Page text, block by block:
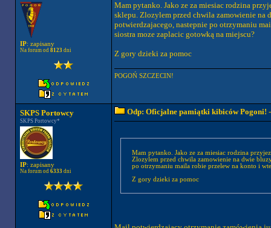
IP: zapisany
Na forum od 8123 dni
Mam pytanko. Jako ze za miesiac rodzina
sklepu. Zlozylem przed chwila zamowienie na
potwierdzajacego, nastepnie po otrzymaniu
siostra moze zaplacic gotowką na miejscu?
Z gory dzieki za pomoc
POGOŃ SZCZECIN!
SKPS Portowcy
SKPS Portowcy*
IP: zapisany
Na forum od 6333dni
Odp: Oficjalne pamiątki kibiców Pogoni!
Mam pytanko. Jako ze za miesiac rodzina
Zlozylem przed chwila zamowienie na dwie
po otrzymaniu maila robie przelew na konto i
Z gory dzieki za pomoc